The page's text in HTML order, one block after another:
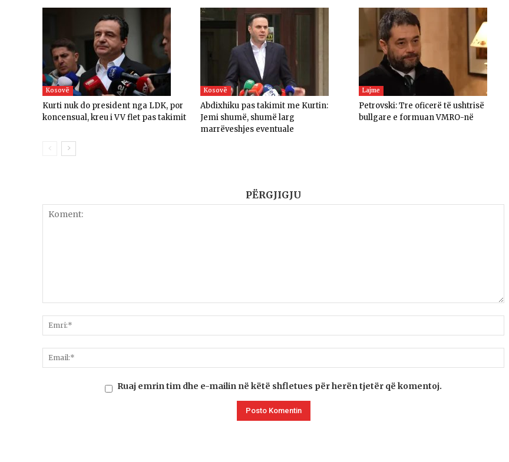
Kosovë
Kurti nuk do president nga LDK, por
koncensual, kreu i VV flet pas takimit
Kosovë
Abdixhiku pas takimit me Kurtin:
Jemi shumë, shumë larg
marrëveshjes eventuale
Lajme
Petrovski: Tre oficerë të ushtrisë
bullgare e formuan VMRO-në
PËRGJIGJU
Ruaj emrin tim dhe e-mailin në këtë shfletues për herën tjetër që komentoj.